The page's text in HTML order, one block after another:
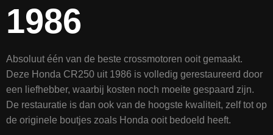
1986
Absoluut één van de beste crossmotoren ooit gemaakt.
Deze Honda CR250 uit 1986 is volledig gerestaureerd door
een liefhebber, waarbij kosten noch moeite gespaard zijn.
De restauratie is dan ook van de hoogste kwaliteit, zelf tot op
de originele boutjes zoals Honda ooit bedoeld heeft.